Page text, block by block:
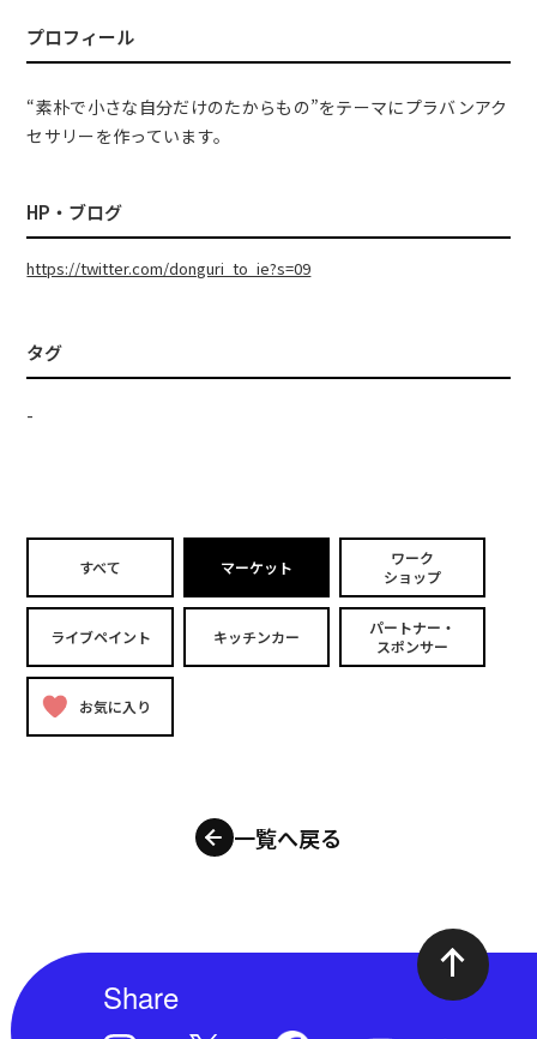
プロフィール
“素朴で小さな自分だけのたからもの”をテーマにプラバンアク
セサリーを作っています。
HP・ブログ
https://twitter.com/donguri_to_ie?s=09
タグ
-
すべて マーケット
ワーク
ショップ
ライブペイント キッチンカー
パートナー・
スポンサー
お気に入り
一覧へ戻る
Share